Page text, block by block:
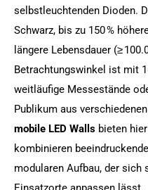
selbstleuchtenden Dioden.
Schwarz, bis zu 150 %
längere Lebensdauer (≥
Betrachtungswinkel ist mit
weitläufige Messestände
Publikum aus
mobile LED Walls bieten
kombinieren
modularen Aufbau, der